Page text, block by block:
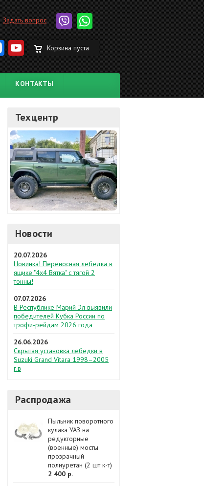
Задать вопрос
Корзина пуста
КОНТАКТЫ
Техцентр
Новости
20.07.2026
Новинка! Переносная лебедка в
ящике "4х4 Вятка" с тягой 2
тонны!
07.07.2026
В Республике Марий Эл выявили
победителей Кубка России по
трофи-рейдам 2026 года
26.06.2026
Скрытая установка лебедки в
Suzuki Grand Vitara 1998–2005
г.в
Распродажа
Пыльник поворотного
кулака УАЗ на
редукторные
(военные) мосты
прозрачный
полиуретан (2 шт к-т)
2 400 р.